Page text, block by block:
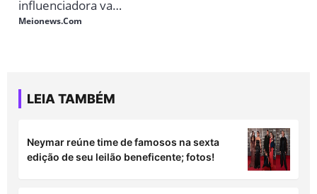
LEIA TAMBÉM
Neymar reúne time de famosos na sexta
edição de seu leilão beneficente; fotos!